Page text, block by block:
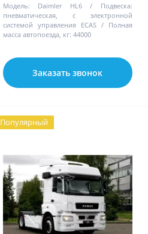
Модель: Daimler HL6
Подвеска:
пневматическая, с электронной
системой управления ECAS
Полная
масса автопоезда, кг: 44000
Заказать звонок
Популярный